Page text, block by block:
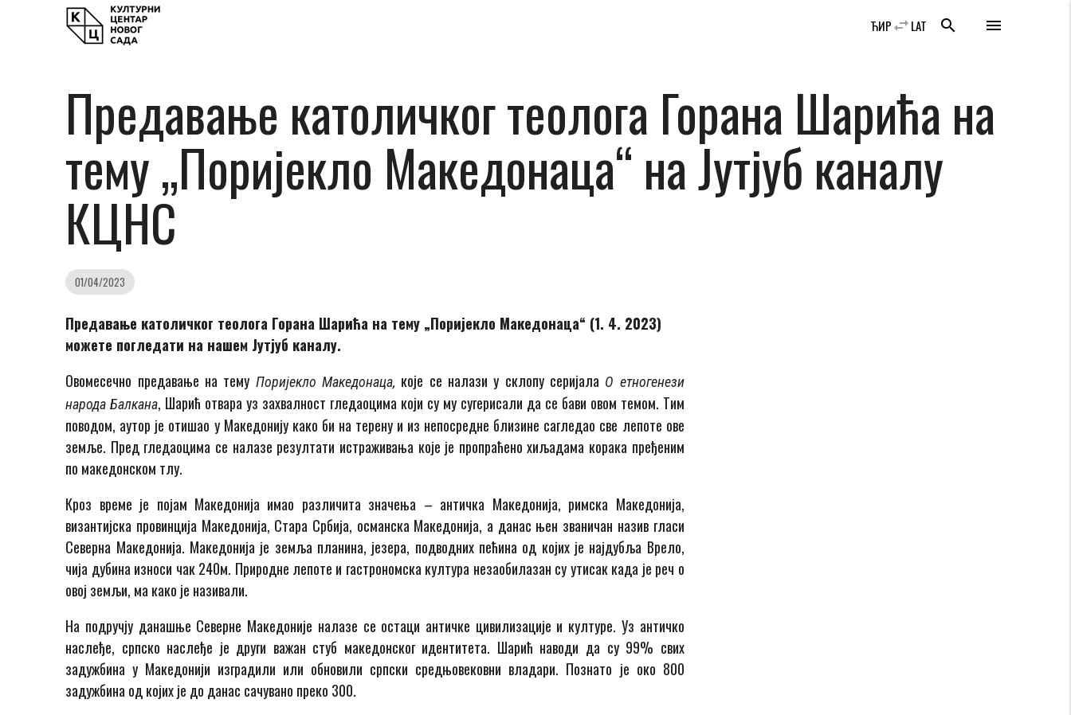
menu
search
LAT
swap_horiz
ЋИР
Предавање католичког теолога Горана Шарића на
тему „Поријекло Македонаца“ на Јутјуб каналу
КЦНС
01/04/2023
Предавање католичког теолога Горана Шарића на тему „Поријекло Македонаца“ (1. 4. 2023)
можете погледати на нашем Јутјуб каналу.
Овомесечно предавање на тему Поријекло Македонаца, које се налази у склопу серијала О етногенези
народа Балкана, Шарић отвара уз захвалност гледaoцима који су му сугерисали да се бави овом темом. Тим
поводом, аутор је отишао у Македонију како би на терену и из непосредне близине сагледао све лепоте ове
земље. Пред гледаоцима се налазе резултати истраживања које је пропраћено хиљадама корака пређеним
по македонском тлу.
Кроз време је појам Македонија имао различита значења – античка Македонија, римска Македонија,
византијска провинција Македонија, Стара Србија, османска Македонија, а данас њен званичан назив гласи
Северна Македонија. Македонија је земља планина, језера, подводних пећина од којих је најдубља Врело,
чија дубина износи чак 240м. Природне лепоте и гастрономска култура незаобилазан су утисак када је реч о
овој земљи, ма како је називали.
На подручју данашње Северне Македоније налазе се остаци античке цивилизације и културе. Уз античко
наслеђе, српско наслеђе је други важан стуб македонског идентитета. Шарић наводи да су 99% свих
задужбина у Македонији изградили или обновили српски средњовековни владари. Познато је око 800
задужбина од којих је до данас сачувано преко 300.